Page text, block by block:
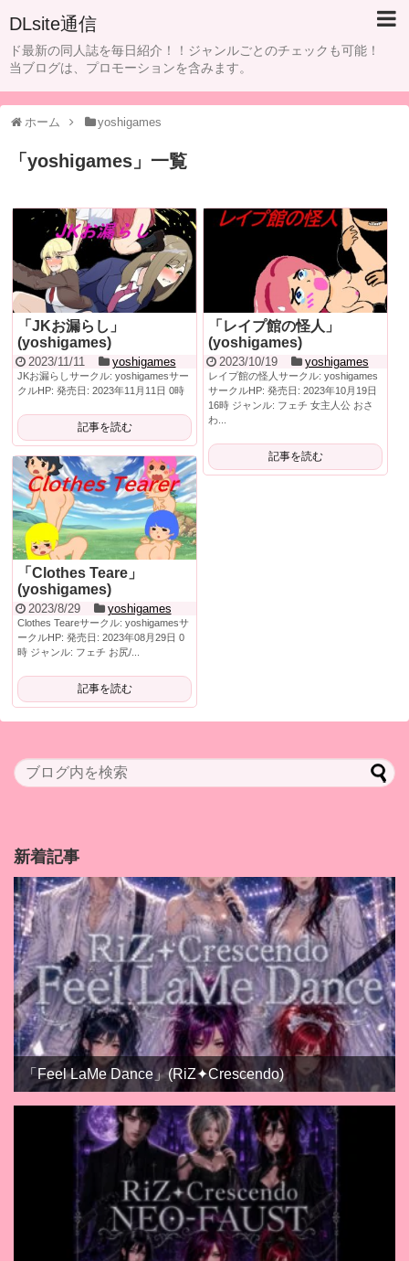
DLsite通信
ド最新の同人誌を毎日紹介！！ジャンルごとのチェックも可能！
当ブログは、プロモーションを含みます。
ホーム yoshigames
「 yoshigames 」 一覧
「JKお漏らし」
(yoshigames)
2023/11/11 yoshigames
JKお漏らしサークル: yoshigamesサー
クルHP: 発売日: 2023年11月11日 0時
記事を読む
「レイプ館の怪人」
(yoshigames)
2023/10/19 yoshigames
レイプ館の怪人サークル: yoshigames
サークルHP: 発売日: 2023年10月19日
16時 ジャンル: フェチ 女主人公 おさ
わ...
記事を読む
「Clothes Teare」
(yoshigames)
2023/8/29 yoshigames
Clothes Teareサークル: yoshigamesサ
ークルHP: 発売日: 2023年08月29日 0
時 ジャンル: フェチ お尻/...
記事を読む
新着記事
「Feel LaMe Dance」(RiZ✦Crescendo)